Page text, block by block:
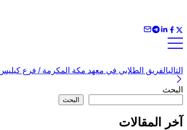
التاليالفريق الطلابي في معهد مكة المكرمة / فرع
البحث
البحث
آخر المقالات